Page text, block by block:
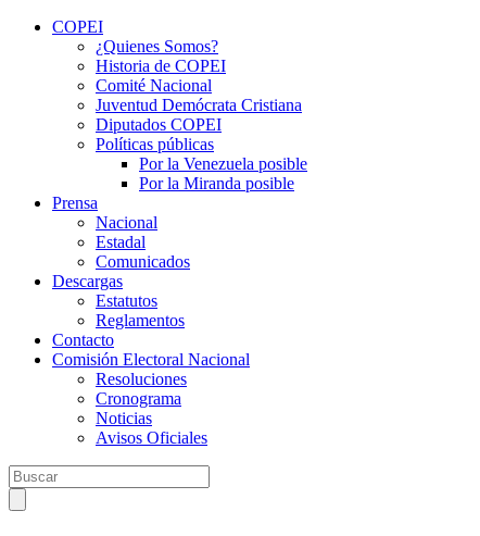
COPEI
¿Quienes Somos?
Historia de COPEI
Comité Nacional
Juventud Demócrata Cristiana
Diputados COPEI
Políticas públicas
Por la Venezuela posible
Por la Miranda posible
Prensa
Nacional
Estadal
Comunicados
Descargas
Estatutos
Reglamentos
Contacto
Comisión Electoral Nacional
Resoluciones
Cronograma
Noticias
Avisos Oficiales